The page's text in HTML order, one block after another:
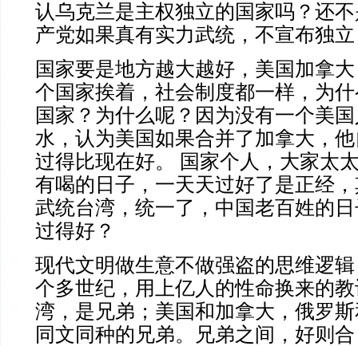
认乌克兰是主权独立的国家吗？还
产党如果真有实力武统，不宣布独
国家要是地方越大越好，美国加拿
个国家挨着，社会制度都一样，为
国家？为什么呢？因为没有一个美
水， 认为美国如果合并了加拿大，
过得比现在好。 国家个人，大家太
有喝的日子，一天天过好了是正经
武统台湾，统一了，中国老百姓的
过得好？
现代文明做生意不做强盗的思维逻
个多世纪，用上亿人的性命换来的
湾，是兄弟；美国和加拿大，俄罗
同文同种的兄弟。
兄弟之间，好则